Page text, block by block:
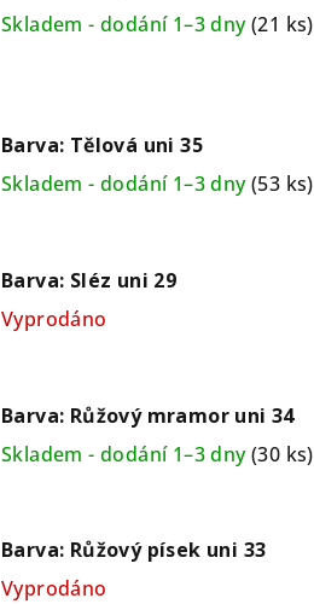
Skladem - dodání 1–3 dny(21 ks)
Barva: Tělová uni 35
Skladem - dodání 1–3 dny(53 ks)
Barva: Sléz uni 29
Vyprodáno
Barva: Růžový mramor uni 34
Skladem - dodání 1–3 dny(30 ks)
Barva: Růžový písek uni 33
Vyprodáno